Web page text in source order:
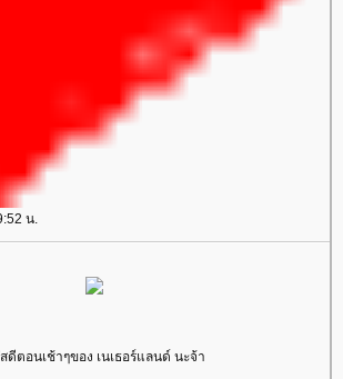
น.
ดีตอนเช้าๆของ เนเธอร์แลนด์ นะจ้า